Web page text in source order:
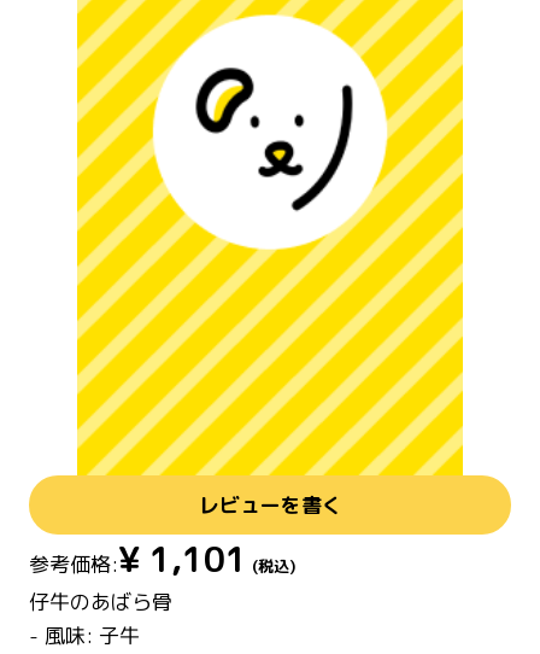
レビューを書く
参考価格:¥ 1,101 (税込)
仔牛のあばら骨
- 風味: 子牛